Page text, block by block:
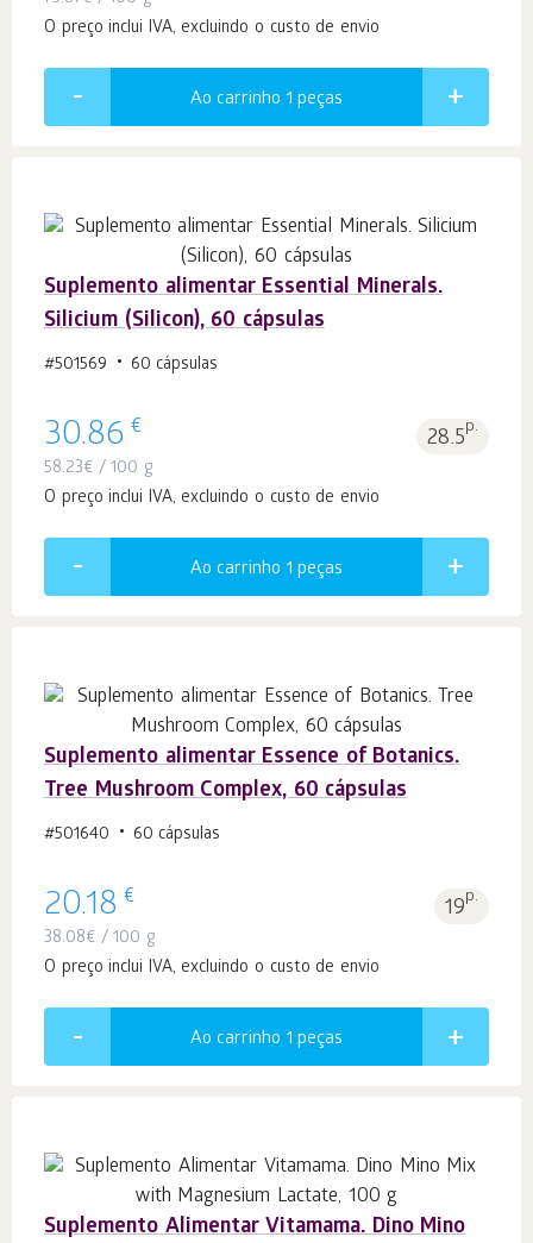
O preço inclui IVA, excluindo o custo de envio
Ao carrinho 1 peças
Suplemento alimentar Essential Minerals.
Silicium (Silicon), 60 cápsulas
#501569 60 cápsulas
30.86 € 28.5p.
58.23€ / 100 g
O preço inclui IVA, excluindo o custo de envio
Ao carrinho 1 peças
Suplemento alimentar Essence of Botanics.
Tree Mushroom Complex, 60 cápsulas
#501640 60 cápsulas
20.18 € 19p.
38.08€ / 100 g
O preço inclui IVA, excluindo o custo de envio
Ao carrinho 1 peças
Suplemento Alimentar Vitamama. Dino Mino